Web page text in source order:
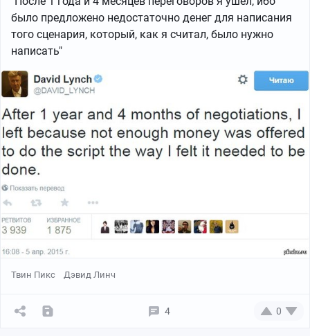
было предложено недостаточно денег для написания
того сценария, который, как я считал, было нужно
написать"
Твин Пикс Дэвид Линч
4 0